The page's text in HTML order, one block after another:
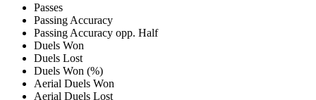
Passes
Passing Accuracy
Passing Accuracy opp. Half
Duels Won
Duels Lost
Duels Won (%)
Aerial Duels Won
Aerial Duels Lost